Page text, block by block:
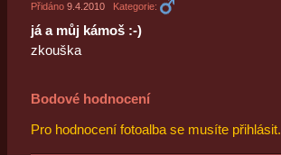
Přidáno 9.4.2010 Kategorie:
já a můj kámoš :-)
zkouška
Bodové hodnocení
Pro hodnocení fotoalba se musíte přihlásit.